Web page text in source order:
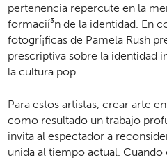
pertenencia repercute en la
formacií­³n de la identidad. En
fotogrí­¡ficas de Pamela Rush
prescriptiva sobre la identidad
la cultura pop.
Para estos artistas, crear arte
como resultado un trabajo
invita al espectador a
unida al tiempo actual.